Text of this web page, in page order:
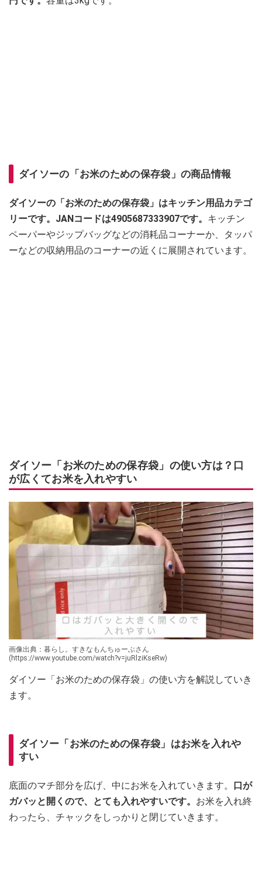
ダイソーの「お米のための保存袋」の商品情報
ダイソーの「お米のための保存袋」はキッチン用品カテゴ
リーです。JANコードは4905687333907です。 キッチン
ペーパーやジップバッグなどの消耗品コーナーか、タッパ
ーなどの収納用品のコーナーの近くに展開されています。
ダイソー「お米のための保存袋」の使い方は？口
が広くてお米を入れやすい
画像出典：暮らし。すきなもんちゅーぶさん
(https://www.youtube.com/watch?v=juRlziKseRw)
ダイソー「お米のための保存袋」の使い方を解説していき
ます。
ダイソー「お米のための保存袋」はお米を入れや
すい
底面のマチ部分を広げ、中にお米を入れていきます。 口が
ガバッと開くので、とても入れやすいです。 お米を入れ終
わったら、チャックをしっかりと閉じていきます。